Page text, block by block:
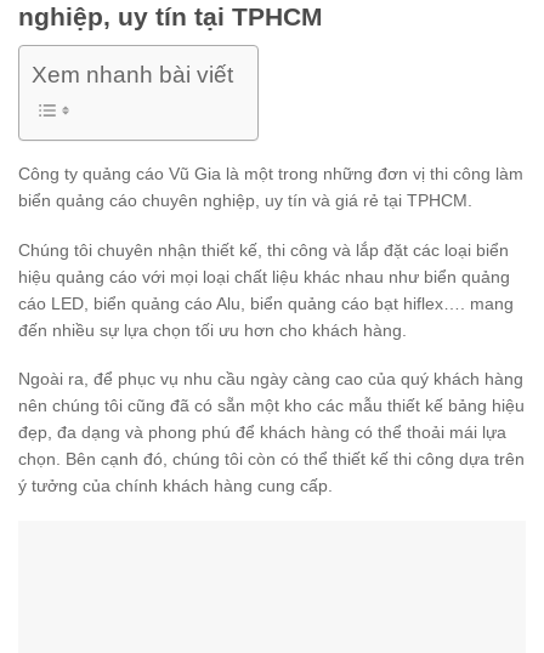
nghiệp, uy tín tại TPHCM
Xem nhanh bài viết
Công ty quảng cáo Vũ Gia là một trong những đơn vị thi công làm
biển quảng cáo chuyên nghiệp, uy tín và giá rẻ tại TPHCM.
Chúng tôi chuyên nhận thiết kế, thi công và lắp đặt các loại biển
hiệu quảng cáo với mọi loại chất liệu khác nhau như biển quảng
cáo LED, biển quảng cáo Alu, biển quảng cáo bạt hiflex…. mang
đến nhiều sự lựa chọn tối ưu hơn cho khách hàng.
Ngoài ra, để phục vụ nhu cầu ngày càng cao của quý khách hàng
nên chúng tôi cũng đã có sẵn một kho các mẫu thiết kế bảng hiệu
đẹp, đa dạng và phong phú để khách hàng có thể thoải mái lựa
chọn. Bên cạnh đó, chúng tôi còn có thể thiết kế thi công dựa trên
ý tưởng của chính khách hàng cung cấp.